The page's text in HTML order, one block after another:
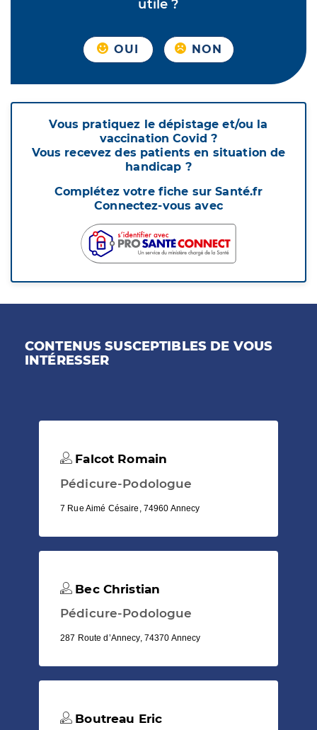
utile ?
OUI NON
Vous pratiquez le dépistage et/ou la
vaccination Covid ?
Vous recevez des patients en situation de
handicap ?
Complétez votre fiche sur Santé.fr
Connectez-vous avec
CONTENUS SUSCEPTIBLES DE VOUS
INTÉRESSER
Falcot Romain
Pédicure-Podologue
7 Rue Aimé Césaire, 74960 Annecy
Bec Christian
Pédicure-Podologue
287 Route d’Annecy, 74370 Annecy
Boutreau Eric